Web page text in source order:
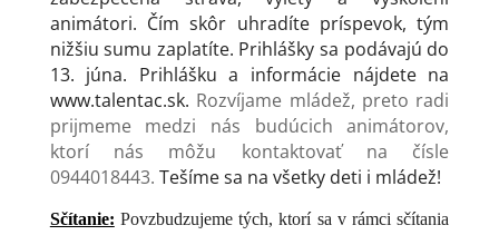
animátori. Čím skôr uhradíte príspevok, tým
nižšiu sumu zaplatíte. Prihlášky sa podávajú do
13. júna. Prihlášku a informácie nájdete na
www.talentac.sk. Rozvíjame mládež, preto radi
prijmeme medzi nás budúcich animátorov,
ktorí nás môžu kontaktovať na čísle
0944018443. Tešíme sa na všetky deti i mládež!
Sčítanie: Povzbudzujeme tých, ktorí sa v rámci sčítania